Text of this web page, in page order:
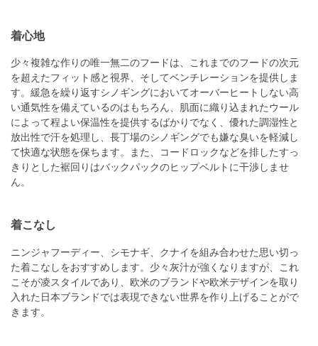
着心地
少々複雑な作りの唯一無二のフードは、これまでのフードの次元
を超えたフィット感と視界、そしてベンチレーションを提供しま
す。緩急を繰り返すシノギングにおいてオーバーヒートしない高
い通気性を備えているのはもちろん、肌面に織り込まれたウール
によって程よい保温性を提供するばかりでなく、優れた調湿性と
放出性で汗を処理し、長丁場のシノギングでも嫌な臭いを軽減し
て快適な状態を保ちます。また、コードロックなどを排したすっ
きりとした裾回りはバックパックのヒップベルトに干渉しませ
ん。
着こなし
ニンジャフーディー、シモナギ、クナイを組み合わせた思い切っ
た着こなしをおすすめします。少々灰汁が強くなりますが、これ
こそが凌スタイルであり、欧米のブランドや欧米デザインを取り
入れた日本ブランドでは表現できない世界を作り上げることがで
きます。